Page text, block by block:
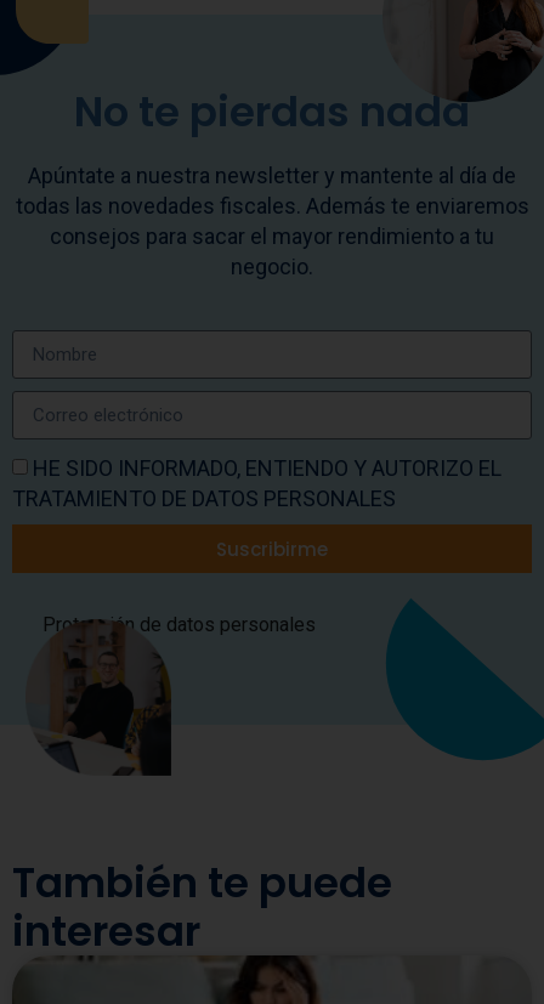
No te pierdas nada
Apúntate a nuestra newsletter y mantente al día de
todas las novedades fiscales. Además te enviaremos
consejos para sacar el mayor rendimiento a tu
negocio.
HE SIDO INFORMADO, ENTIENDO Y AUTORIZO EL
TRATAMIENTO DE DATOS PERSONALES
Suscribirme
Protección de datos personales
También te puede
interesar